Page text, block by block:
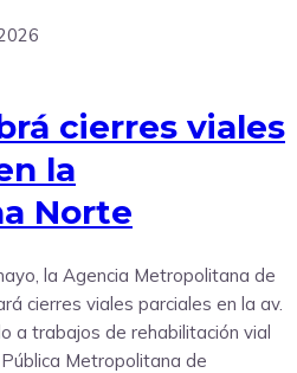
cierres viales
la
Norte
la Agencia Metropolitana de
cierres viales parciales en la av.
a trabajos de rehabilitación vial
Metropolitana de